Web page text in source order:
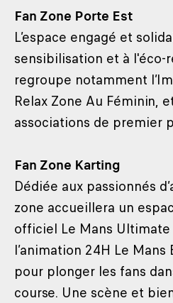
Fan Zone Porte Est
L’espace engagé et
sensibilisation et à l'éco-
regroupe notamment
Relax Zone Au Féminin,
associations de premier
Fan Zone Karting
Dédiée aux passionnés
zone accueillera un
officiel Le Mans
l’animation 24H Le
pour plonger les fans
course. Une scène et